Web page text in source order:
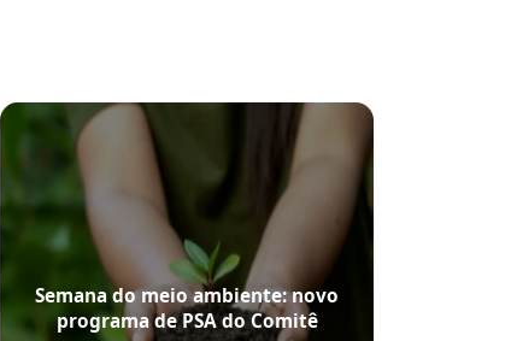
Semana do meio ambiente: novo
programa de PSA do Comitê